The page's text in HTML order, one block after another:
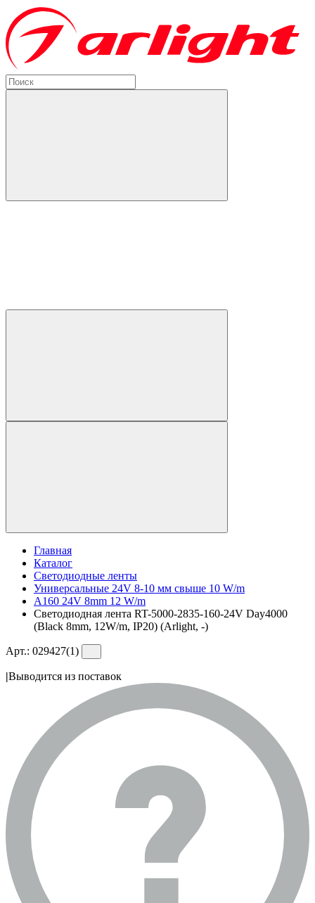
Главная
Каталог
Светодиодные ленты
Универсальные 24V 8-10 мм свыше 10 W/m
A160 24V 8mm 12 W/m
Светодиодная лента RT-5000-2835-160-24V Day4000
(Black 8mm, 12W/m, IP20) (Arlight, -)
Арт.: 029427(1)
|Выводится из поставок